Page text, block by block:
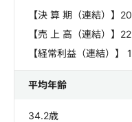
【決 算 期（連結）】
【売 上 高（連結）】
【経常利益（連結）】
平均年齢
34.2歳